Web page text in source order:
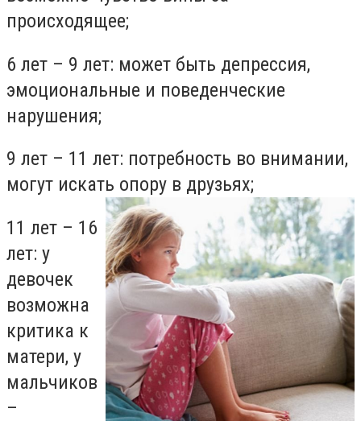
происходящее;
6 лет – 9 лет: может быть депрессия,
эмоциональные и поведенческие
нарушения;
9 лет – 11 лет: потребность во внимании,
могут искать опору в друзьях;
11 лет – 16
лет: у
девочек
возможна
критика к
матери, у
мальчиков
–